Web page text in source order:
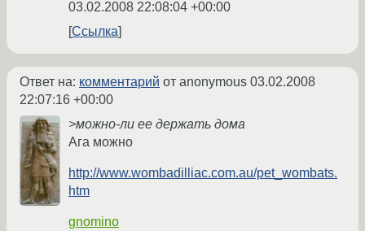
03.02.2008 22:08:04 +00:00
Ссылка
Ответ на: комментарий от anonymous 03.02.2008
22:07:16 +00:00
>можно-ли ее держать дома
Ага можно
http://www.wombadilliac.com.au/pet_wombats.
htm
gnomino